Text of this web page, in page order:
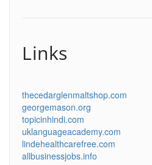
Links
thecedarglenmaltshop.com
georgemason.org
topicinhindi.com
uklanguageacademy.com
lindehealthcarefree.com
allbusinessjobs.info